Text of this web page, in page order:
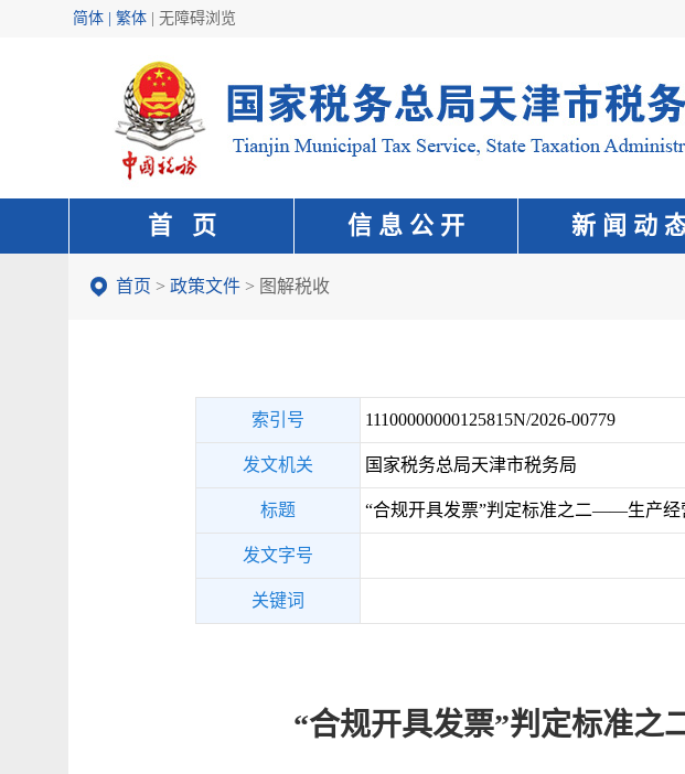
简体 | 繁体 无障碍浏览
首 页 信 息 公 开 新 闻 动
首页 > 政策文件 > 图解税收
索引号 11100000000125815N/2026-00779
发文机关 国家税务总局天津市税务局
标题 “合规开具发票”判定标准之二——生产经
发文字号
关键词
“合规开具发票”判定标准